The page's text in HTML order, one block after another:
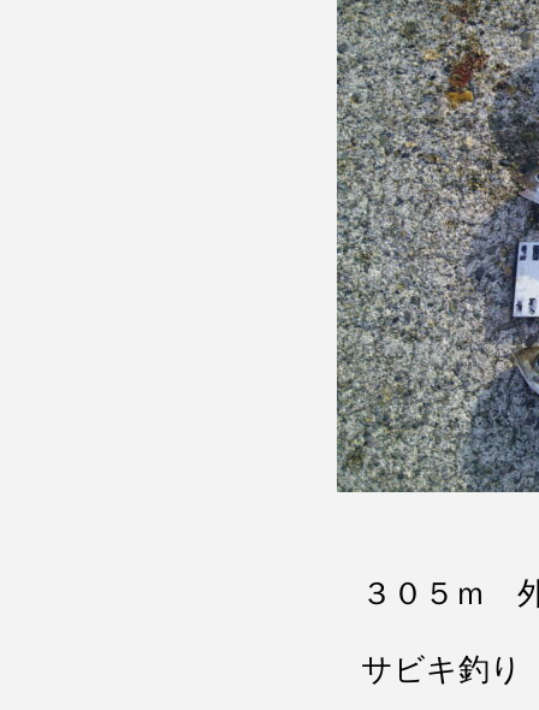
３０５ｍ
サビキ釣り